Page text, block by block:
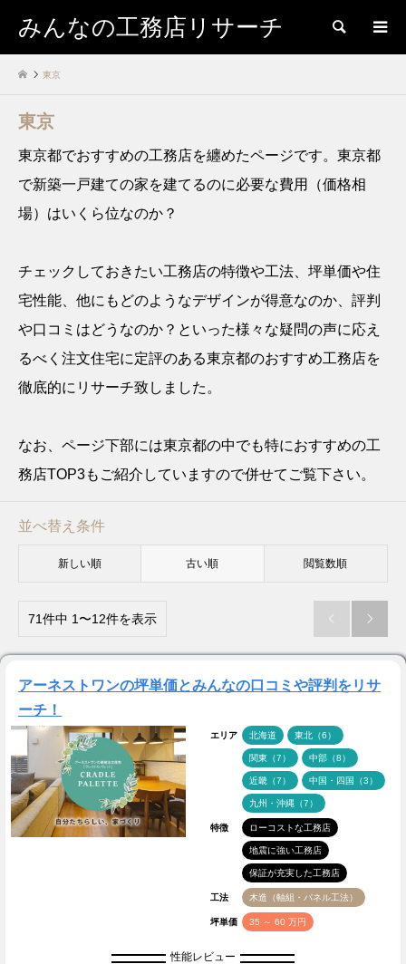
みんなの工務店リサーチ 検索
東京
東京
東京都でおすすめの工務店を纏めたページです。東京都
で新築一戸建ての家を建てるのに必要な費用（価格相
場）はいくら位なのか？
チェックしておきたい工務店の特徴や工法、坪単価や住
宅性能、他にもどのようなデザインが得意なのか、評判
や口コミはどうなのか？といった様々な疑問の声に応え
るべく注文住宅に定評のある東京都のおすすめ工務店を
徹底的にリサーチ致しました。
なお、ページ下部には東京都の中でも特におすすめの工
務店TOP3もご紹介していますので併せてご覧下さい。
並べ替え条件
新しい順 古い順 閲覧数順
71件中 1〜12件を表示  
アーネストワンの坪単価とみんなの口コミや評判をリサ
ーチ！
エリア 北海道 東北（6）
関東（7） 中部（8）
近畿（7） 中国・四国（3）
九州・沖縄（7）
特徴 ローコストな工務店
地震に強い工務店
保証が充実した工務店
工法 木造（軸組・パネル工法）
坪単価 35 ～ 60 万円
性能レビュー